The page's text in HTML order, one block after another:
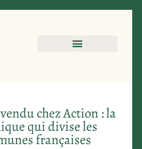
chez Action : la
qui divise les
françaises